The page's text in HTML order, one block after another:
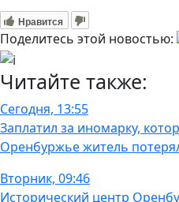
Нравится
Поделитесь этой новостью:
Читайте также:
Сегодня, 13:55
Заплатил за иномарку,
Оренбуржье житель
Вторник, 09:46
Исторический центр